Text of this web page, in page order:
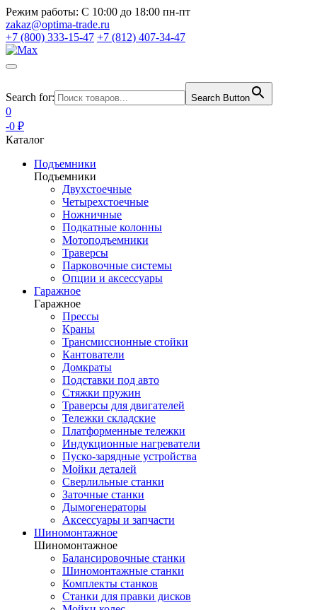
Режим работы: С 10:00 до 18:00 пн-пт
zakaz@optima-trade.ru
+7 (800) 333-15-47 +7 (812) 407-34-47
Search for: Search Button
0
-0 ₽
Каталог
Подъемники
Подъемники
Двухстоечные
Четырехстоечные
Ножничные
Подкатные колонны
Мотоподъемники
Траверсы
Парковочные системы
Опции и аксессуары
Гаражное
Гаражное
Прессы
Краны
Трансмиссионные стойки
Кантователи
Домкраты
Подставки под авто
Стяжки пружин
Траверсы для двигателей
Тележки складские
Платформенные тележки
Индукционные нагреватели
Пуско-зарядные устройства
Мойки деталей
Сверлильные станки
Заточные станки
Дымогенераторы
Аксессуары и запчасти
Шиномонтажное
Шиномонтажное
Балансировочные станки
Шиномонтажные станки
Комплекты станков
Станки для правки дисков